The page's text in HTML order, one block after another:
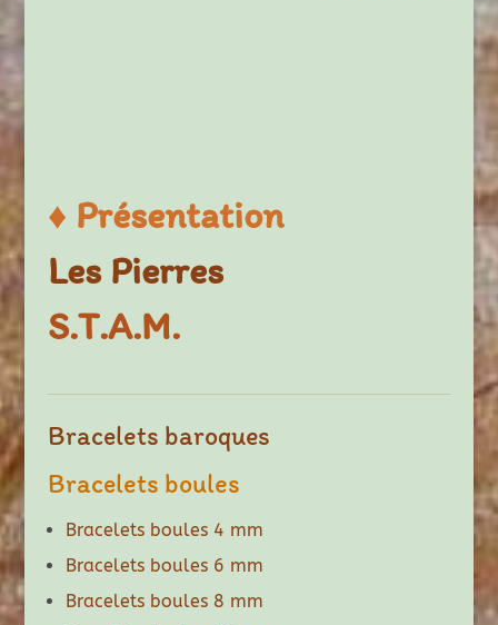
♦ Présentation
Les Pierres
S.T.A.M.
Bracelets baroques
Bracelets boules
Bracelets boules 4 mm
Bracelets boules 6 mm
Bracelets boules 8 mm